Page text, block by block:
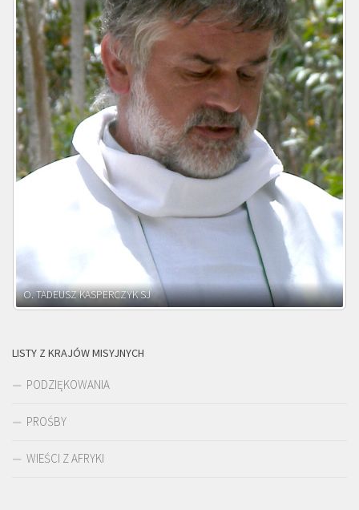
O. ADNRZEJ LEŚNIARA SJ
LISTY Z KRAJÓW MISYJNYCH
PODZIĘKOWANIA
PROŚBY
WIEŚCI Z AFRYKI